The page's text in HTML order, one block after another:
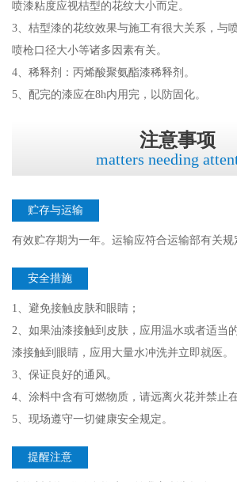
喷漆粘度应视桔型的花纹大小而定。
3、桔型漆的花纹效果与施工有很大关系，与
喷枪口径大小等诸多因素有关。
4、稀释剂：丙烯酸聚氨酯漆稀释剂。
5、配完的漆应在8h内用完，以防固化。
注意事项
matters needing
贮存与运输
有效贮存期为一年。运输应符合运输部有关规
安全措施
1、避免接触皮肤和眼睛；
2、如果油漆接触到皮肤，应用温水或者适当
漆接触到眼睛，应用大量水冲洗并立即就医。
3、保证良好的通风。
4、涂料中含有可燃物质，请远离火花并禁止
5、现场遵守一切健康安全规定。
提醒注意